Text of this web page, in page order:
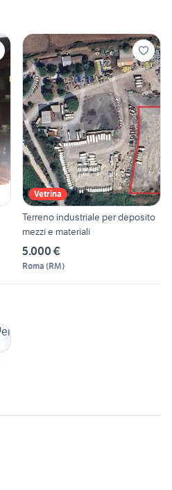
Vetrina
Terreno industriale per deposito
mezzi e materiali
5.000 €
Roma (RM)